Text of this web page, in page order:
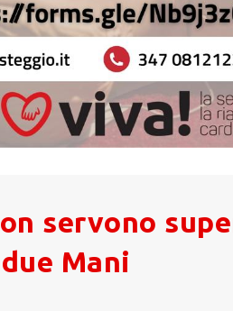
servono
Mani